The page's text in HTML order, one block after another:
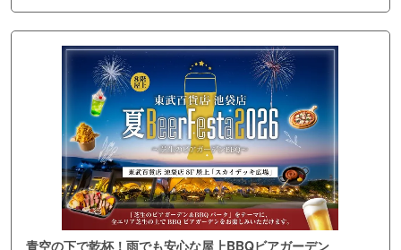
青空の下で乾杯！雨でも安心な屋上BBQビアガーデン